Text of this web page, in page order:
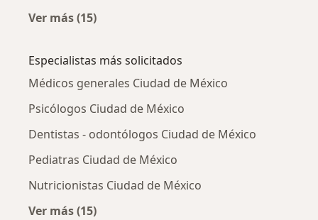
Ver más (15)
Especialistas más solicitados
Médicos generales Ciudad de México
Psicólogos Ciudad de México
Dentistas - odontólogos Ciudad de México
Pediatras Ciudad de México
Nutricionistas Ciudad de México
Ver más (15)